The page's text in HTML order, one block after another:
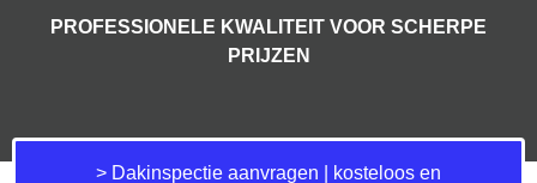
PROFESSIONELE KWALITEIT VOOR SCHERPE
PRIJZEN
> Dakinspectie aanvragen | kosteloos en